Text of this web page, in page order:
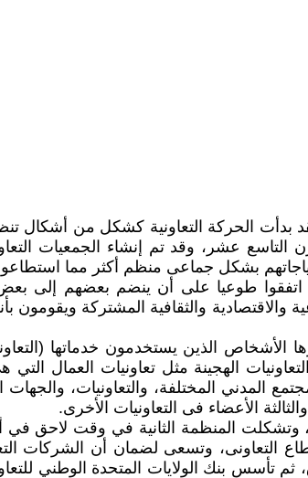
الحركة التعاونية كشكل من أشكال
عشر، وقد تم إنشاء الجمعيات
بشكل جماعى منظم أكثر مما
اتفقوا طوعيا على أن ينضم بعضهم
والاقتصادية والثقافية المشتركة
الأشخاص الذين يستخدمون خدماتها
الهجينة مثل تعاونيات العمال
المختلفة، والتعاونيات، والجهات
الأعضاء فى التعاونيات الأخرى.
وتشكلت المنظمة الثانية في وقت لاحق في
التعاونى، وتسعى لضمان أن الشركات